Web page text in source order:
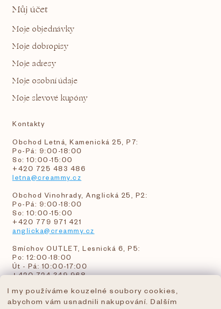
I my používáme kouzelné soubory cookies,
abychom vám usnadnili nakupování. Dalším
Můj účet
Moje objednávky
Moje dobropisy
Moje adresy
Moje osobní údaje
Moje slevové kupóny
Kontakty
Obchod Letná, Kamenická 25, P7:
Po-Pá: 9:00-18:00
So: 10:00-15:00
+420 725 483 486
letna@creammy.cz
Obchod Vinohrady, Anglická 25, P2:
Po-Pá: 9:00-18:00
So: 10:00-15:00
+420 779 971 421
anglicka@creammy.cz
Smíchov OUTLET, Lesnická 6, P5:
Po: 12:00-18:00
Út - Pá: 10:00-17:00
+420 724 349 968
objednavky@creammy.cz